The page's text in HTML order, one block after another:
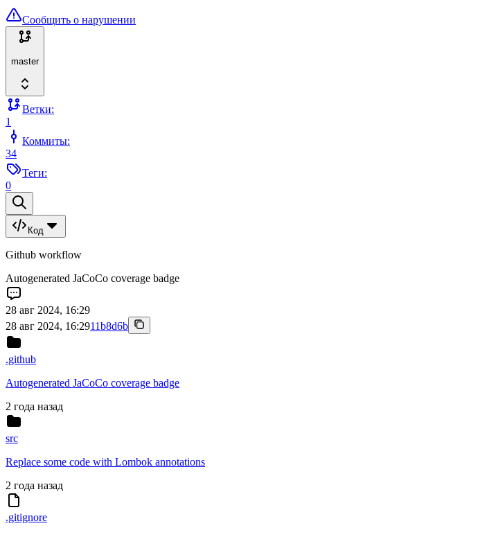
Сообщить о нарушении
master
Ветки:
1
Коммиты:
34
Теги:
0
Код
Github workflow
Autogenerated JaCoCo coverage badge
28 авг 2024, 16:29
28 авг 2024, 16:2911b8d6b
.github
Autogenerated JaCoCo coverage badge
2 года назад
src
Replace some code with Lombok annotations
2 года назад
.gitignore